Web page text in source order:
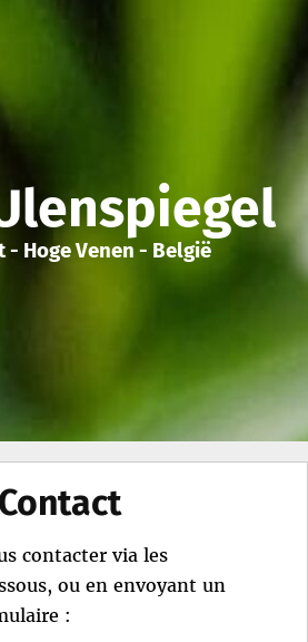
Hoge Venen - België
Contact
contacter via les
ou en envoyant un
: